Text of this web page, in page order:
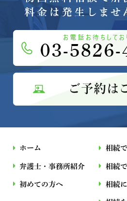
ホーム
弁護士・事務所紹介
初めての方へ
相続
相続
相続